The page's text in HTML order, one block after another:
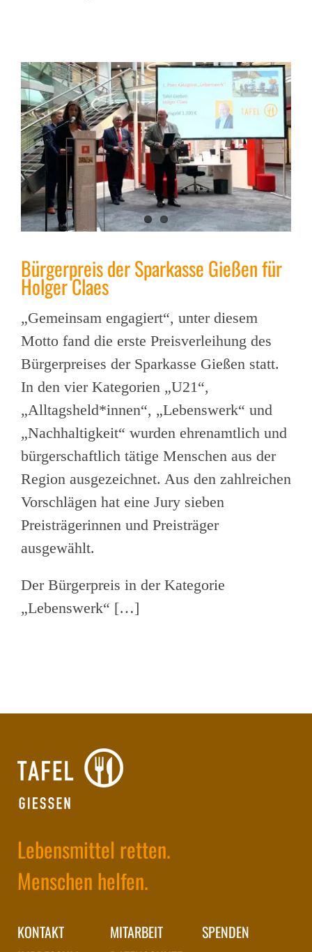
Bürgerpreis der Sparkasse Gießen für
Holger Claes
„Gemeinsam engagiert“, unter diesem
Motto fand die erste Preisverleihung des
Bürgerpreises der Sparkasse Gießen statt.
In den vier Kategorien „U21“,
„Alltagsheld*innen“, „Lebenswerk“ und
„Nachhaltigkeit“ wurden ehrenamtlich und
bürgerschaftlich tätige Menschen aus der
Region ausgezeichnet. Aus den zahlreichen
Vorschlägen hat eine Jury sieben
Preisträgerinnen und Preisträger
ausgewählt.
Der Bürgerpreis in der Kategorie
„Lebenswerk“ […]
Lebensmittel retten.
Menschen helfen.
KONTAKT
MITARBEIT
SPENDEN